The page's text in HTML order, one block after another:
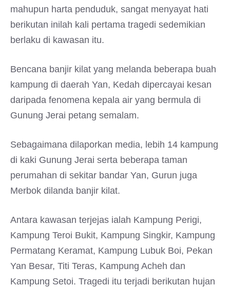
mahupun harta penduduk, sangat menyayat hati
berikutan inilah kali pertama tragedi sedemikian
berlaku di kawasan itu.
Bencana banjir kilat yang melanda beberapa buah
kampung di daerah Yan, Kedah dipercayai kesan
daripada fenomena kepala air yang bermula di
Gunung Jerai petang semalam.
Sebagaimana dilaporkan media, lebih 14 kampung
di kaki Gunung Jerai serta beberapa taman
perumahan di sekitar bandar Yan, Gurun juga
Merbok dilanda banjir kilat.
Antara kawasan terjejas ialah Kampung Perigi,
Kampung Teroi Bukit, Kampung Singkir, Kampung
Permatang Keramat, Kampung Lubuk Boi, Pekan
Yan Besar, Titi Teras, Kampung Acheh dan
Kampung Setoi. Tragedi itu terjadi berikutan hujan